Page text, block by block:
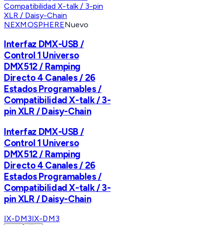
NEXMOSPHERENuevo
Interfaz DMX-USB /
Control 1 Universo
DMX512 / Ramping
Directo 4 Canales / 26
Estados Programables /
Compatibilidad X-talk / 3-
pin XLR / Daisy-Chain
Interfaz DMX-USB /
Control 1 Universo
DMX512 / Ramping
Directo 4 Canales / 26
Estados Programables /
Compatibilidad X-talk / 3-
pin XLR / Daisy-Chain
IX-DM3IX-DM3